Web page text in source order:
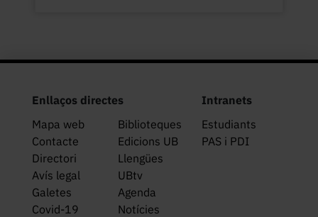
Enllaços directes
Mapa web
Biblioteques
Contacte
Edicions UB
Directori
Llengües
Avís legal
UBtv
Galetes
Agenda
Covid-19
Notícies
Intranets
Estudiants
PAS i PDI